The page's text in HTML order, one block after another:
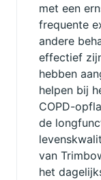
met een
frequente
andere
effectief
hebben
helpen bij
COPD-
de
van
het